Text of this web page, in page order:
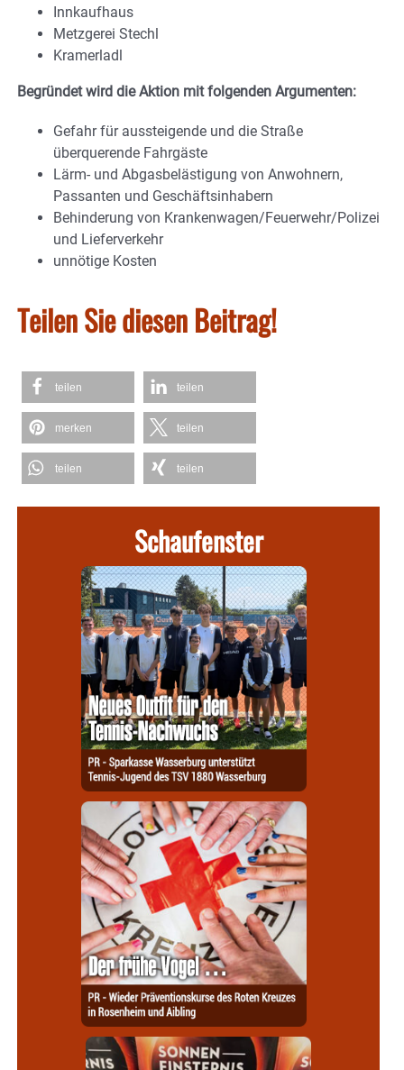
Innkaufhaus
Metzgerei Stechl
Kramerladl
Begründet wird die Aktion mit folgenden Argumenten:
Gefahr für aussteigende und die Straße
überquerende Fahrgäste
Lärm- und Abgasbelästigung von Anwohnern,
Passanten und Geschäftsinhabern
Behinderung von Krankenwagen/Feuerwehr/Polizei
und Lieferverkehr
unnötige Kosten
Teilen Sie diesen Beitrag!
teilen teilen
merken teilen
teilen teilen
Schaufenster